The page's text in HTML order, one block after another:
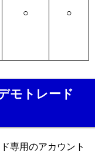
○ ○
モトレード
専用のアカウント